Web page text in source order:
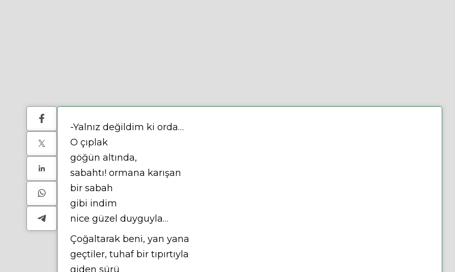
-Yalnız değildim ki orda…
O çıplak
göğün altında,
sabahtı! ormana karışan
bir sabah
gibi indim
nice güzel duyguyla…
Çoğaltarak beni, yan yana
geçtiler, tuhaf bir tıpırtıyla
giden sürü